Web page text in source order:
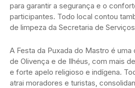
para garantir a segurança e o
participantes. Todo local contou
de limpeza da Secretaria de
A Festa da Puxada do Mastro é uma
de Olivença e de Ilhéus, com mais
e forte apelo religioso e indígena.
atrai moradores e turistas,